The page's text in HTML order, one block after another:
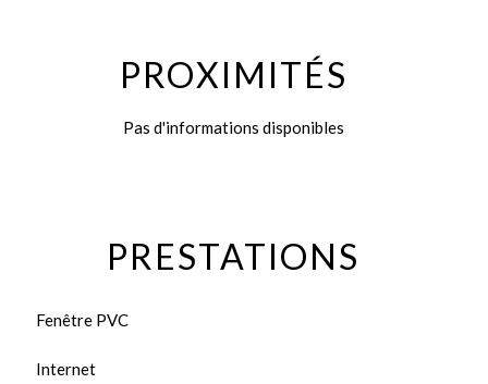
PROXIMITÉS
Pas d'informations disponibles
PRESTATIONS
Fenêtre PVC
Internet